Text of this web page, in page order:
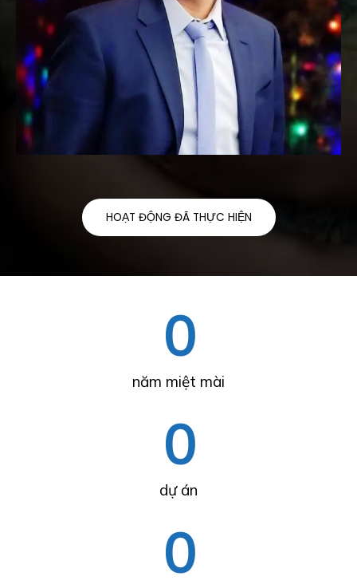
HOẠT ĐỘNG ĐÃ THỰC HIỆN
năm miệt mài
0
dự án
0
0